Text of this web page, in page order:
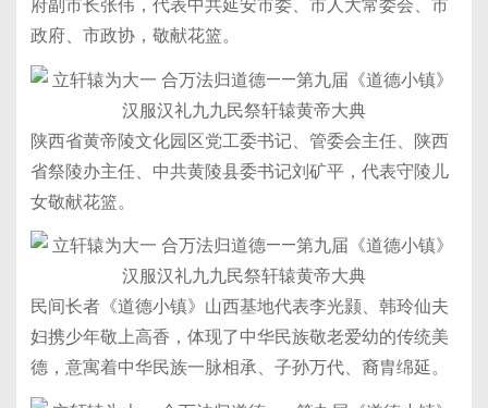
政府、市政协，敬献花篮。
陕西省黄帝陵文化园区党工委书记、管委会主任、陕西
省祭陵办主任、中共黄陵县委书记刘矿平，代表守陵儿
女敬献花篮。
民间长者《道德小镇》山西基地代表李光颢、韩玲仙夫
妇携少年敬上高香，体现了中华民族敬老爱幼的传统美
德，意寓着中华民族一脉相承、子孙万代、裔胄绵延。